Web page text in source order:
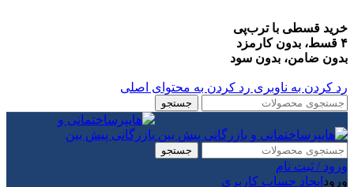
خرید قسطی با ترب‌پی
۴ قسط، بدون کارمزد
بدون ضامن، بدون سود
رد کردن به ناوبری رد کردن به محتوای اصلی
جستجو
جستجو
ورود / ثبت نام
ورود ایجاد حساب کاربری